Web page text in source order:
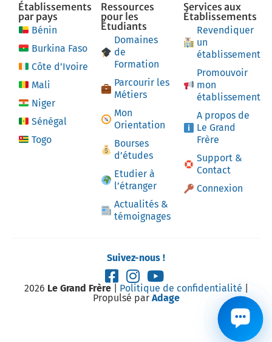
Établissements
par pays
Bénin
Burkina Faso
Côte d’Ivoire
Mali
Niger
Sénégal
Togo
Ressources
pour les
Étudiants
Domaines
de
Formation
Parcourir les
Métiers
Mon
Orientation
Bourses
d’études
Etudier à
l’étranger
Actualités &
témoignages
Services aux
Établissements
Revendiquer
un
établissement
Promouvoir
mon
établissement
A propos de
Le Grand
Frère
Support &
Contact
Connexion
Suivez-nous !
2026 Le Grand Frère| Politique de confidentialité
Propulsé par Adage